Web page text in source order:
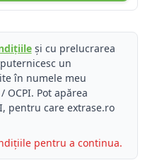
și cu prelucrarea
un
în numele meu
OCPI. Pot apărea
pentru care extrase.ro
pentru a continua.